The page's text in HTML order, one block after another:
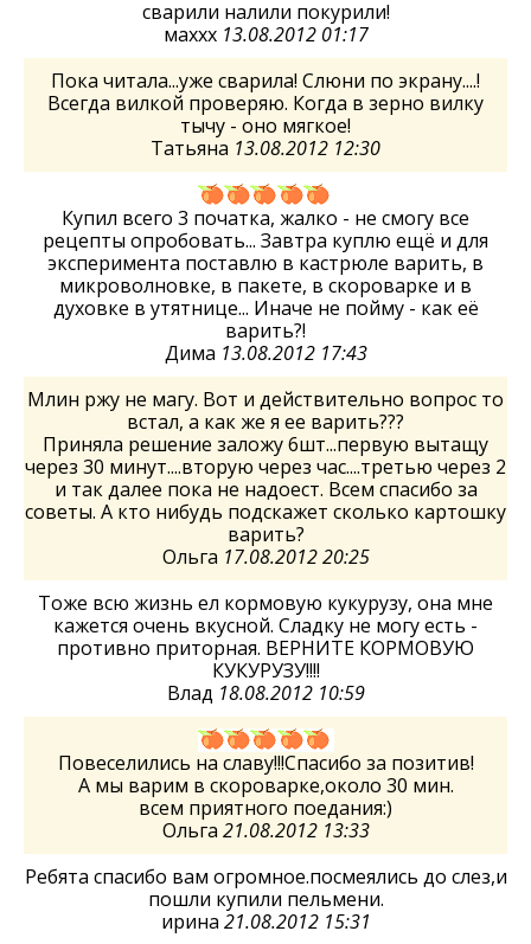
сварили налили покурили!
маххх 13.08.2012 01:17
Пока читала...уже сварила! Слюни по экрану....!
Всегда вилкой проверяю. Когда в зерно вилку
тычу - оно мягкое!
Татьяна 13.08.2012 12:30
Купил всего 3 початка, жалко - не смогу все
рецепты опробовать... Завтра куплю ещё и для
эксперимента поставлю в кастрюле варить, в
микроволновке, в пакете, в скороварке и в
духовке в утятнице... Иначе не пойму - как её
варить?!
Дима 13.08.2012 17:43
Млин ржу не магу. Вот и действительно вопрос то
встал, а как же я ее варить???
Приняла решение заложу 6шт...первую вытащу
через 30 минут....вторую через час....третью через 2
и так далее пока не надоест. Всем спасибо за
советы. А кто нибудь подскажет сколько картошку
варить?
Ольга 17.08.2012 20:25
Тоже всю жизнь ел кормовую кукурузу, она мне
кажется очень вкусной. Сладку не могу есть -
противно приторная. ВЕРНИТЕ КОРМОВУЮ
КУКУРУЗУ!!!!
Влад 18.08.2012 10:59
Повеселились на славу!!!Спасибо за позитив!
А мы варим в скороварке,около 30 мин.
всем приятного поедания:)
Ольга 21.08.2012 13:33
Ребята спасибо вам огромное.посмеялись до слез,и
пошли купили пельмени.
ирина 21.08.2012 15:31